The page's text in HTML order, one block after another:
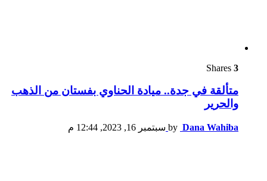
3
متألقة في جدة.. ميادة الحناوي بفستان من الذهب
والحرير
by Dana Wahiba سبتمبر 16, 2023, 12:44 م